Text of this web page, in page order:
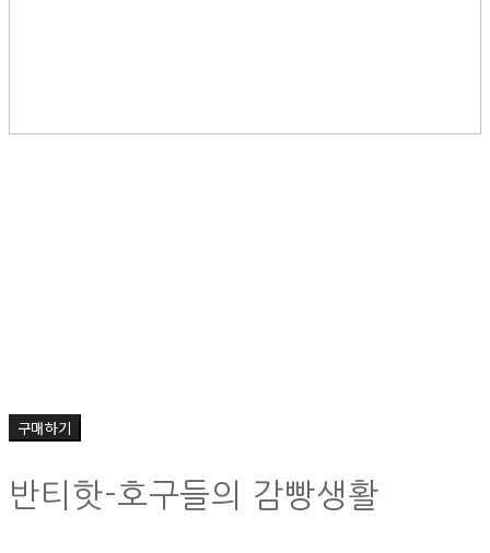
구매하기
반티핫-호구들의 감빵생활